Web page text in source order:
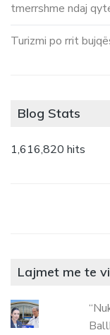
tmerrshme ndaj
Turizmi po rrit
Blog Stats
1,616,820 hits
Lajmet me te